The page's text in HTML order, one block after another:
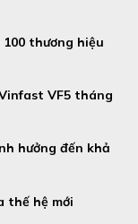
thương hiệu
VF5 tháng
hưởng đến khả
thế hệ mới